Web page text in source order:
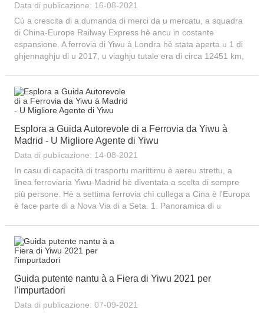
Data di publicazione: 16-08-2021
Cù a crescita di a dumanda di merci da u mercatu, a squadra
di China-Europe Railway Express hè ancu in costante
espansione. A ferrovia di Yiwu à Londra hè stata aperta u 1 di
ghjennaghju di u 2017, u viaghju tutale era di circa 12451 km,
Esplora a Guida Autorevole di a Ferrovia da Yiwu à
Madrid - U Migliore Agente di Yiwu
Data di publicazione: 14-08-2021
In casu di capacità di trasportu marittimu è aereu strettu, a
linea ferroviaria Yiwu-Madrid hè diventata a scelta di sempre
più persone. Hè a settima ferrovia chì cullega a Cina è l'Europa
è face parte di a Nova Via di a Seta. 1. Panoramica di u
Guida putente nantu à a Fiera di Yiwu 2021 per
l'impurtadori
Data di publicazione: 07-09-2021